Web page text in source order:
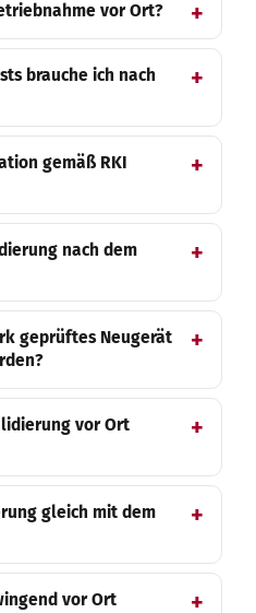
vor Ort?
brauche ich nach
gemäß RKI
nach dem
geprüftes Neugerät
vor Ort
gleich mit dem
vor Ort